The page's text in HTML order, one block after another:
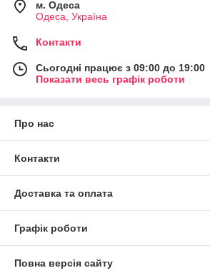
м. Одеса
Одеса, Україна
Контакти
Сьогодні працює з 09:00 до 19:00
Показати весь графік роботи
Про нас
Контакти
Доставка та оплата
Графік роботи
Повна версія сайту